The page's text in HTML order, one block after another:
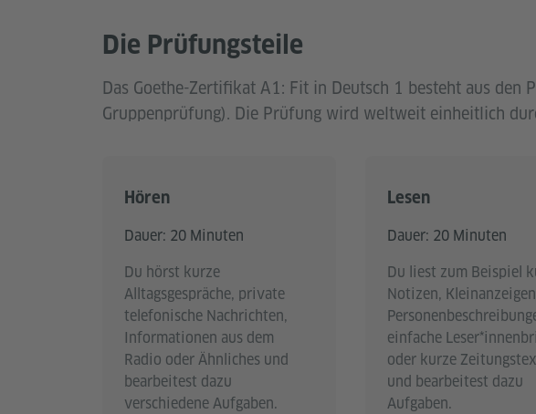
Die Prüfungsteile
Das Goethe-Zertifikat A1: Fit in Deutsch 1 besteht aus den
Gruppenprüfung). Die Prüfung wird weltweit einheitlich
Hören
Dauer: 20 Minuten
Du hörst kurze
Alltagsgespräche, private
telefonische Nachrichten,
Informationen aus dem
Radio oder Ähnliches und
bearbeitest dazu
verschiedene Aufgaben.
Lesen
Dauer: 20 Minuten
Du liest zum Beispiel
Notizen,
einfache
oder kurze
und bearbeitest dazu
Aufgaben.